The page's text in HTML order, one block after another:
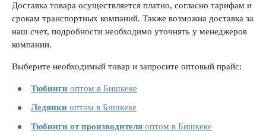
Доставка товара осуществляется платно, согласно тарифам и
срокам транспортных компаний. Также возможна доставка за
наш счет, подробности необходимо уточнять у менеджеров
компании.
Выберите необходимый товар и запросите оптовый прайс:
Тюбинги оптом в Бишкеке
Ледянки оптом в Бишкеке
Тюбинги от производителя оптом в Бишкеке